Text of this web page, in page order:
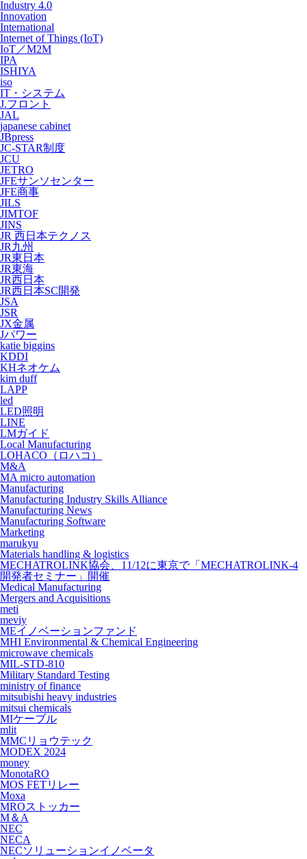
Industry 4.0
Innovation
International
Internet of Things (IoT)
IoT／M2M
IPA
ISHIYA
iso
IT・システム
J.フロント
JAL
japanese cabinet
JBpress
JC-STAR制度
JCU
JETRO
JFEサンソセンター
JFE商事
JILS
JIMTOF
JINS
JR 西日本テクノス
JR九州
JR東日本
JR東海
JR西日本
JR西日本SC開発
JSA
JSR
JX金属
Jパワー
katie biggins
KDDI
KHネオケム
kim duff
LAPP
led
LED照明
LINE
LMガイド
Local Manufacturing
LOHACO（ロハコ）
M&A
MA micro automation
Manufacturing
Manufacturing Industry Skills Alliance
Manufacturing News
Manufacturing Software
Marketing
marukyu
Materials handling & logistics
MECHATROLINK協会、11/12に東京で「MECHATROLINK-4
開発者セミナー」開催
Medical Manufacturing
Mergers and Acquisitions
meti
meviy
MEイノベーションファンド
MHI Environmental & Chemical Engineering
microwave chemicals
MIL-STD-810
Military Standard Testing
ministry of finance
mitsubishi heavy industries
mitsui chemicals
MIケーブル
mlit
MMCリョウテック
MODEX 2024
money
MonotaRO
MOS FETリレー
Moxa
MROストッカー
M＆A
NEC
NECA
NECソリューションイノベータ